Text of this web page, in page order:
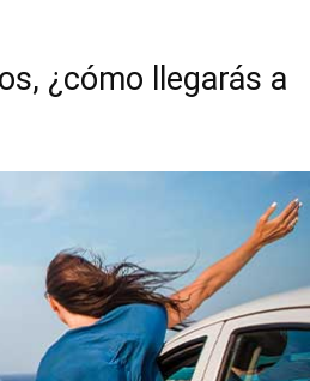
¿cómo llegarás a